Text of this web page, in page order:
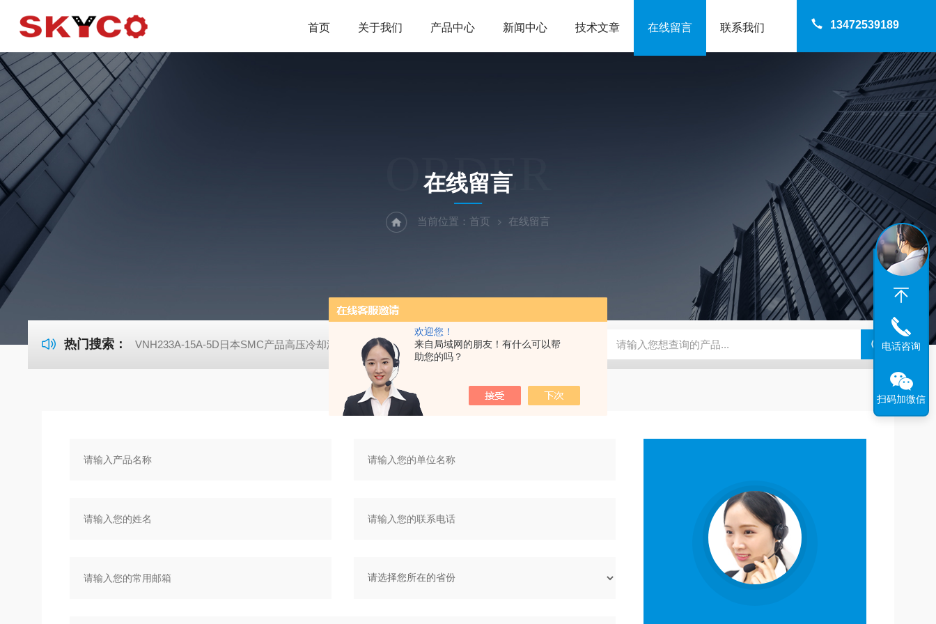
欢迎您！
来自局域网的朋友！有什么可以帮
助您的吗？
13472539189
首页 关于我们 产品中心 新闻中心 技术文章 在线留言 联系我们
ORDER
在线留言
当前位置： 首页 在线留言
热门搜索： VNH233A-15A-5D日本SMC产品高压冷却液用阀 MVSD-180-4E1-AC220V代理金器Mindman电磁阀MVSD-180-4E1-AC220V 麦特沃克
电话咨询
扫码加微信